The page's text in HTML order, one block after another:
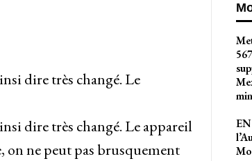
dire très changé. Le
dire très changé. Le appareil
on ne peut pas brusquement